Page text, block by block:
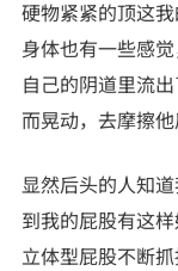
硬物紧紧的顶这
身体也有一些感
自己的阴道里流
而晃动，去摩擦
显然后头的人知
到我的屁股有这
立体型屁股不断抓